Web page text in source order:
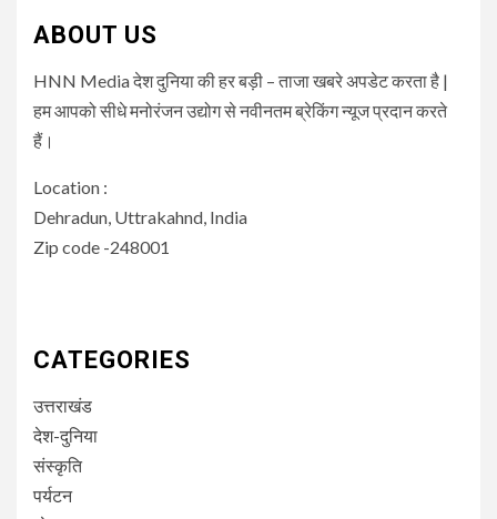
ABOUT US
HNN Media देश दुनिया की हर बड़ी – ताजा खबरे अपडेट करता है |
हम आपको सीधे मनोरंजन उद्योग से नवीनतम ब्रेकिंग न्यूज प्रदान करते
हैं।
Location :
Dehradun, Uttrakahnd, India
Zip code -248001
CATEGORIES
उत्तराखंड
देश-दुनिया
संस्कृति
पर्यटन